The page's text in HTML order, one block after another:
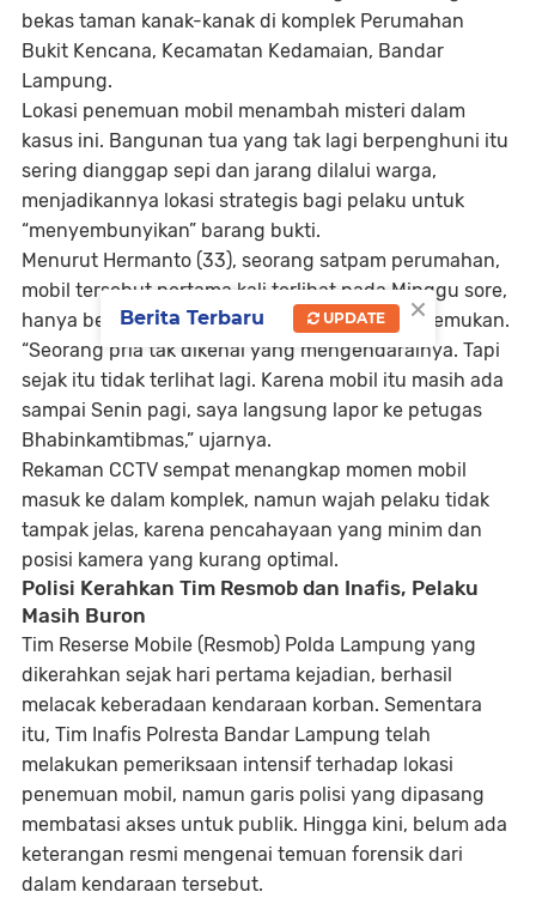
bekas taman kanak-kanak di komplek Perumahan
Bukit Kencana, Kecamatan Kedamaian, Bandar
Lampung.
Lokasi penemuan mobil menambah misteri dalam
kasus ini. Bangunan tua yang tak lagi berpenghuni itu
sering dianggap sepi dan jarang dilalui warga,
menjadikannya lokasi strategis bagi pelaku untuk
“menyembunyikan” barang bukti.
Menurut Hermanto (33), seorang satpam perumahan,
mobil tersebut pertama kali terlihat pada Minggu sore,
hanya beberapa jam setelah mayat korban ditemukan.
“Seorang pria tak dikenal yang mengendarainya. Tapi
sejak itu tidak terlihat lagi. Karena mobil itu masih ada
sampai Senin pagi, saya langsung lapor ke petugas
Bhabinkamtibmas,” ujarnya.
Rekaman CCTV sempat menangkap momen mobil
masuk ke dalam komplek, namun wajah pelaku tidak
tampak jelas, karena pencahayaan yang minim dan
posisi kamera yang kurang optimal.
Polisi Kerahkan Tim Resmob dan Inafis, Pelaku
Masih Buron
Tim Reserse Mobile (Resmob) Polda Lampung yang
dikerahkan sejak hari pertama kejadian, berhasil
melacak keberadaan kendaraan korban. Sementara
itu, Tim Inafis Polresta Bandar Lampung telah
melakukan pemeriksaan intensif terhadap lokasi
penemuan mobil, namun garis polisi yang dipasang
membatasi akses untuk publik. Hingga kini, belum ada
keterangan resmi mengenai temuan forensik dari
dalam kendaraan tersebut.
×
Berita Terbaru UPDATE